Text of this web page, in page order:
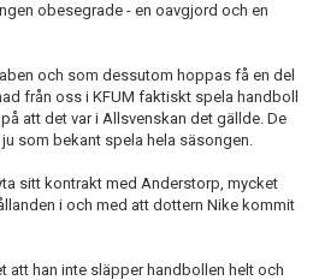
obesegrade - en oavgjord och en
och som dessutom hoppas få en del
från oss i KFUM faktiskt spela handboll
att det var i Allsvenskan det gällde. De
som bekant spela hela säsongen.
sitt kontrakt med Anderstorp, mycket
i och med att dottern Nike kommit
att han inte släpper handbollen helt och